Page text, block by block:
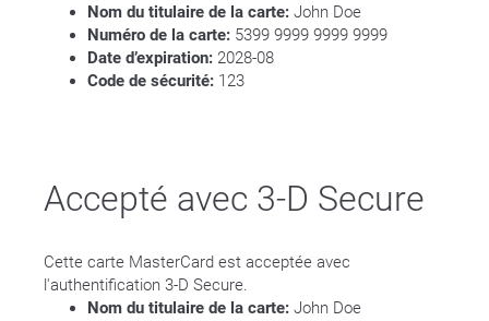
Nom du titulaire de la carte: John Doe
Numéro de la carte: 5399 9999 9999 9999
Date d’expiration: 2028-08
Code de sécurité: 123
Accepté avec 3-D Secure
Cette carte MasterCard est acceptée avec
l'authentification 3-D Secure.
Nom du titulaire de la carte: John Doe